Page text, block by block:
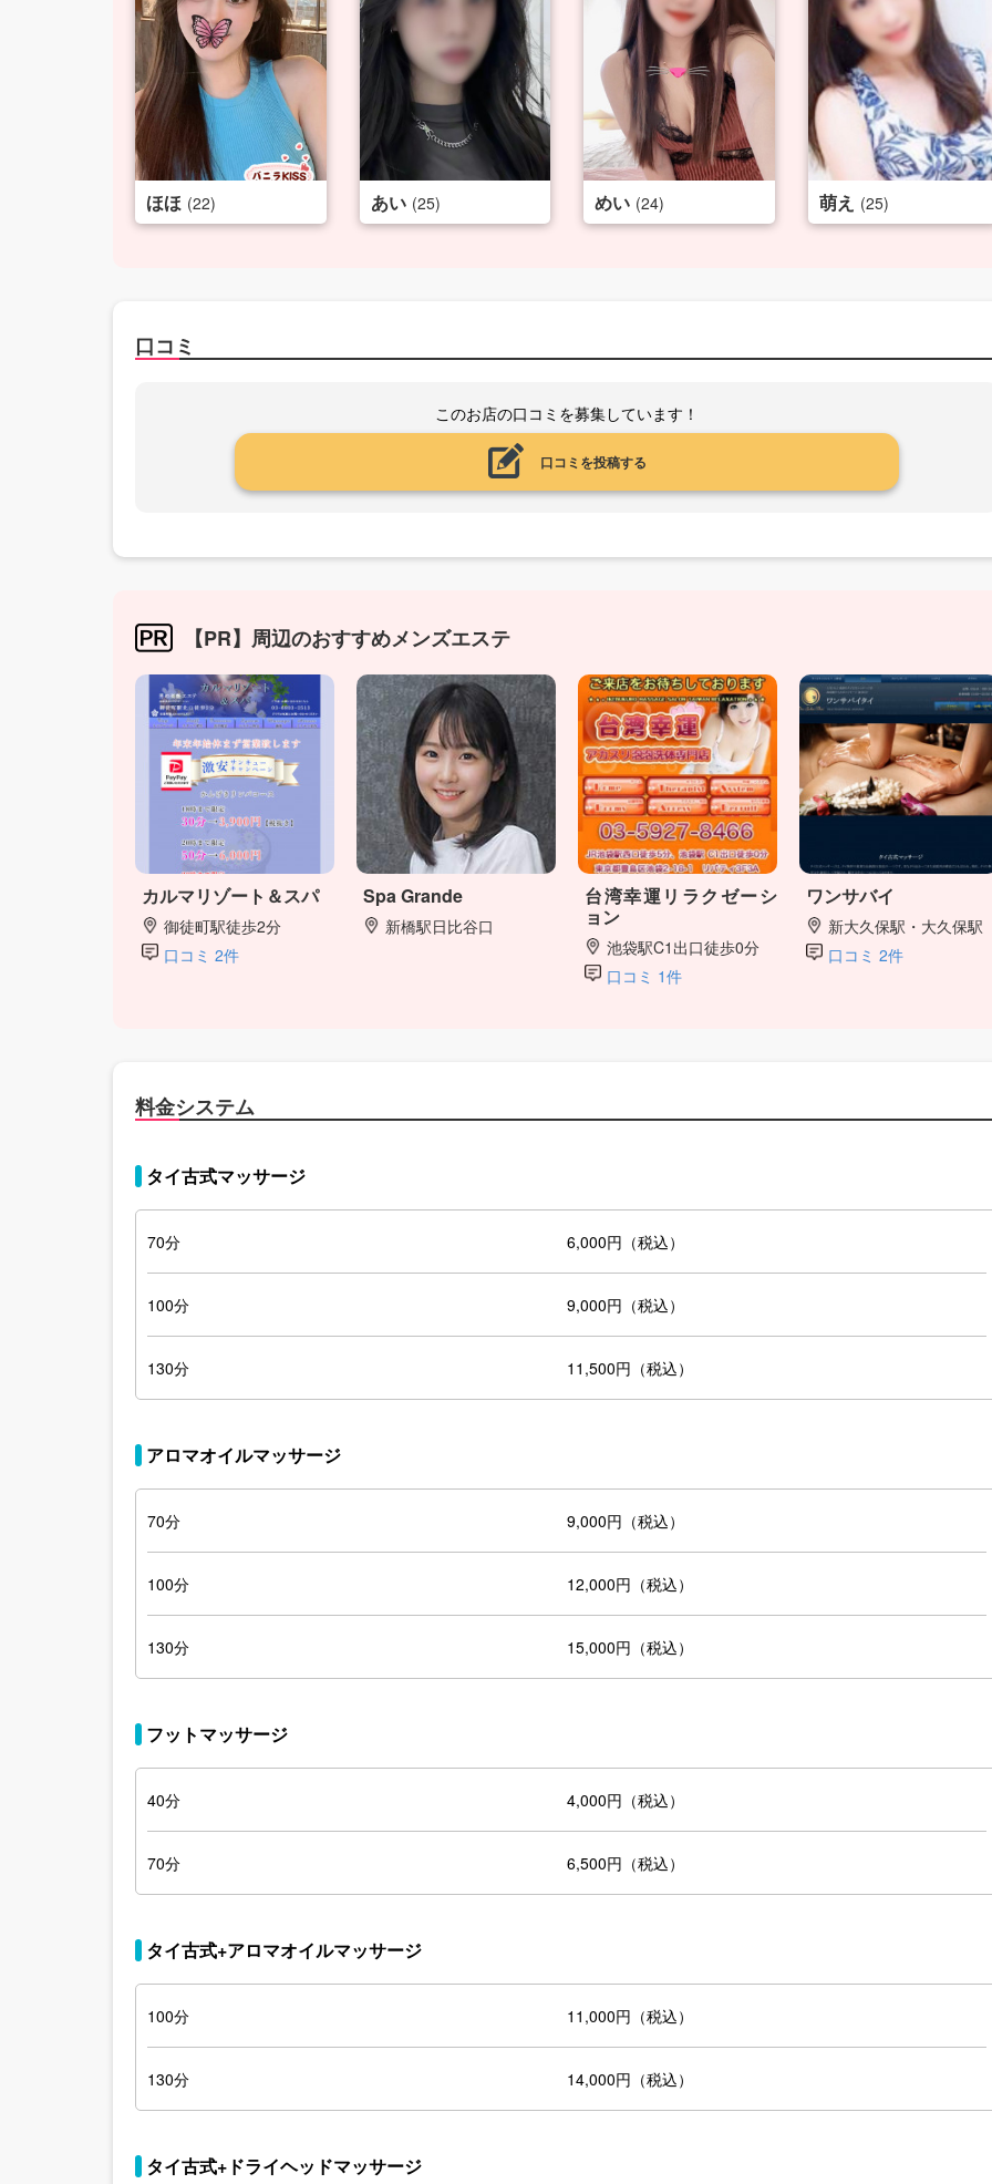
ほほ (22) あい (25) めい (24) 萌え (25)
口コミ
このお店の口コミを募集しています！
口コミを投稿する
【PR】周辺のおすすめメンズエステ
カルマリゾート＆スパ
御徒町駅徒歩2分
口コミ 2件
Spa Grande
新橋駅日比谷口
台湾幸運リラクゼーシ
ョン
池袋駅C1出口徒歩0分
口コミ 1件
ワンサバイ
新大久保駅・大久保駅
口コミ 2件
料金システム
タイ古式マッサージ
70分 6,000円（税込）
100分 9,000円（税込）
130分 11,500円（税込）
アロマオイルマッサージ
70分 9,000円（税込）
100分 12,000円（税込）
130分 15,000円（税込）
フットマッサージ
40分 4,000円（税込）
70分 6,500円（税込）
タイ古式+アロマオイルマッサージ
100分 11,000円（税込）
130分 14,000円（税込）
タイ古式+ドライヘッドマッサージ